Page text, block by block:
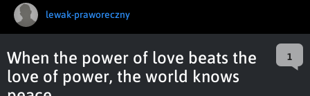
lewak-praworeczny
When the power of love beats the
love of power, the world knows
1